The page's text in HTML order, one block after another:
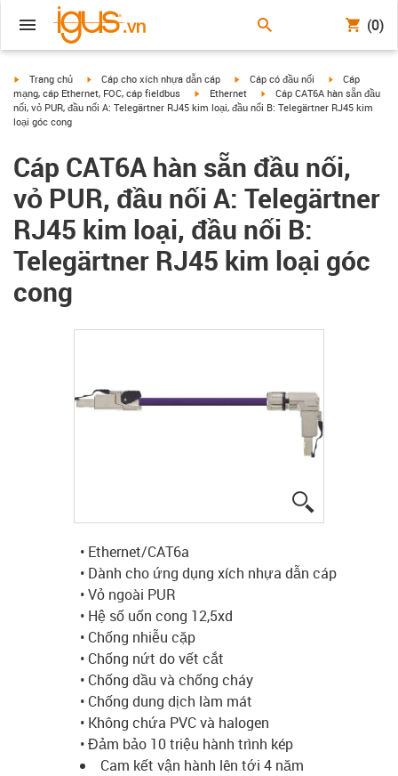
(0)
igus-icon-arrow-right
Trang chủ igus-icon-arrow-right
Cáp cho xích nhựa dẫn cáp igus-icon-arrow-right
Cáp có đầu nối igus-icon-
Cáp
mạng, cáp Ethernet, FOC, cáp fieldbus
igus-icon-arrow-right
Ethernet igus-icon-arrow-right
Cáp CAT6A hàn sẵn đầu
nối, vỏ PUR, đầu nối A: Telegärtner RJ45 kim loại, đầu nối B: Telegärtner RJ45 kim
loại góc cong
Cáp CAT6A hàn sẵn đầu nối,
vỏ PUR, đầu nối A: Telegärtner
RJ45 kim loại, đầu nối B:
Telegärtner RJ45 kim loại góc
cong
• Ethernet/CAT6a
• Dành cho ứng dụng xích nhựa dẫn cáp
• Vỏ ngoài PUR
• Hệ số uốn cong 12,5xd
• Chống nhiễu cặp
• Chống nứt do vết cắt
• Chống dầu và chống cháy
• Chống dung dịch làm mát
• Không chứa PVC và halogen
• Đảm bảo 10 triệu hành trình kép
Cam kết vận hành lên tới 4 năm